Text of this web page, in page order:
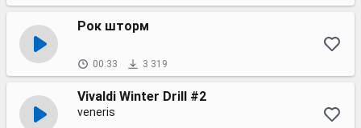
Рок шторм
00:33 3 319
Vivaldi Winter Drill #2
veneris